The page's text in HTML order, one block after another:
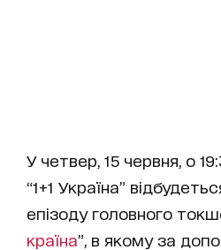
У четвер, 15 червня, о
“1+1 Україна”
епізоду головного
країна”, в якому за